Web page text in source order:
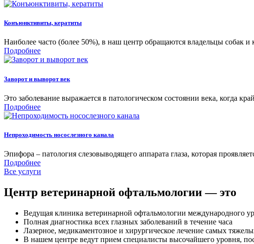
Конъюнктивиты, кератиты
Наиболее часто (более 50%), в наш центр обращаются владельцы собак
Подробнее
Заворот и выворот век
Это заболевание выражается в патологическом состоянии века, когда
Подробнее
Непроходимость носослезного канала
Эпифора – патология слезовыводящего аппарата глаза, которая
Подробнее
Все услуги
Центр ветеринарной офтальмологии — это
Ведущая клиника ветеринарной офтальмологии международного
Полная диагностика всех глазных заболеваний в течение часа
Лазерное, медикаментозное и хирургическое лечение самых
В нашем центре ведут прием специалисты высочайшего уровня,